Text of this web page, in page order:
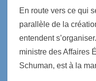
En route vers ce qui
parallèle de la
entendent
ministre des Affaires
Schuman, est à la